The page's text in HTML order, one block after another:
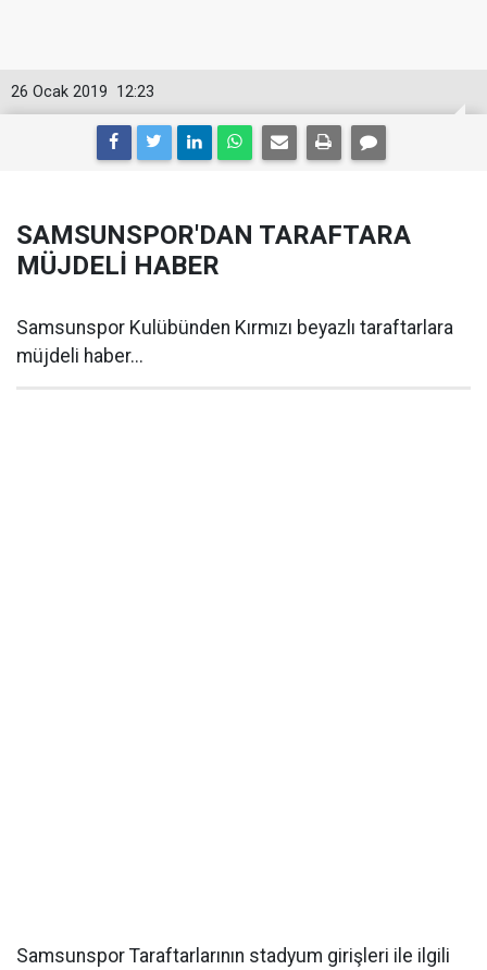
12:23
26 Ocak 2019
SAMSUNSPOR'DAN TARAFTARA
MÜJDELİ HABER
Samsunspor Kulübünden Kırmızı beyazlı taraftarlara
müjdeli haber...
Samsunspor Taraftarlarının stadyum girişleri ile ilgili